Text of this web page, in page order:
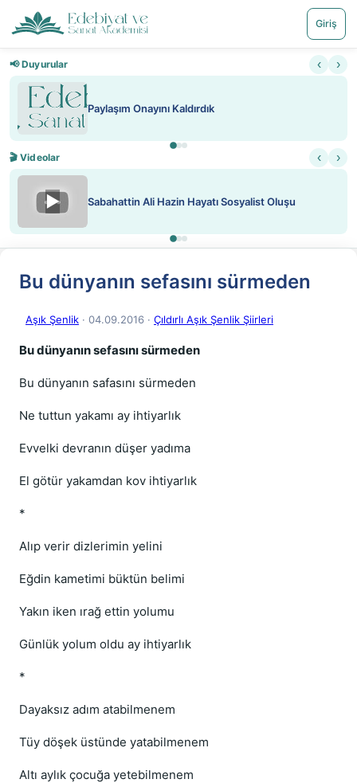
Giriş
📢 Duyurular ‹ ›
Paylaşım Onayını Kaldırdık
🎬 Videolar ‹ ›
▶ Sabahattin Ali Hazin Hayatı Sosyalist Oluşu
Bu dünyanın sefasını sürmeden
Aşık Şenlik · 04.09.2016 · Çıldırlı Aşık Şenlik Şiirleri
Bu dünyanın sefasını sürmeden
Bu dünyanın safasını sürmeden
Ne tuttun yakamı ay ihtiyarlık
Evvelki devranın düşer yadıma
El götür yakamdan kov ihtiyarlık
*
Alıp verir dizlerimin yelini
Eğdin kametimi büktün belimi
Yakın iken ırağ ettin yolumu
Günlük yolum oldu ay ihtiyarlık
*
Dayaksız adım atabilmenem
Tüy döşek üstünde yatabilmenem
Altı aylık çocuğa yetebilmenem